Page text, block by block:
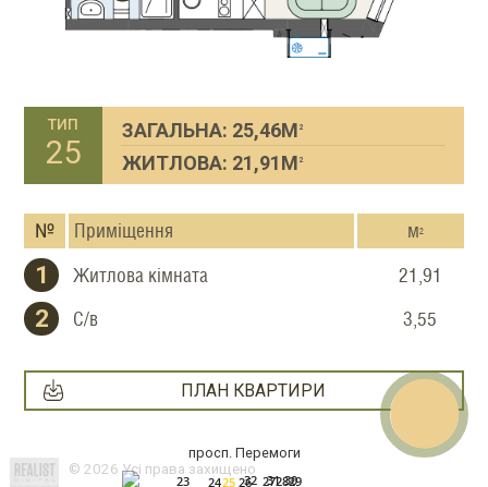
тип
25
ЗАГАЛЬНА: 25,46М 2
ЖИТЛОВА: 21,91М 2
№ Приміщення м2
1 Житлова кімната 21,91
2 С/в 3,55
ПЛАН КВАРТИРИ
просп. Перемоги
23
2425 26 272829
30
31
32
© 2026 Усі права захищено